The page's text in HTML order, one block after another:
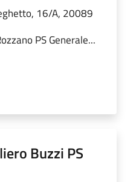
16/A, 20089
PS Generale...
Buzzi PS